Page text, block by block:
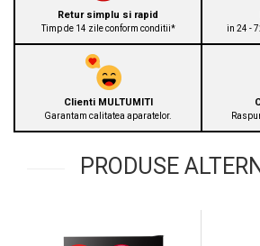
Retur simplu si rapid
Timp de 14 zile conform conditii* in 24 -
Clienti MULTUMITI
Garantam calitatea aparatelor.
PRODUSE